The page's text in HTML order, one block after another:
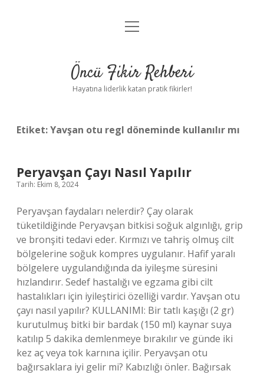
Anasayfa
Yasal Uyarı
menüyü
Öncü Fikir Rehberi
Hayatına liderlik katan pratik fikirler!
Etiket:Yavşan otu regl döneminde kullanılır mı
Peryavşan Çayı Nasıl Yapılır
Tarih: Ekim 8, 2024
Peryavşan faydaları nelerdir? Çay olarak
tüketildiğinde Peryavşan bitkisi soğuk algınlığı, grip
ve bronşiti tedavi eder. Kırmızı ve tahriş olmuş cilt
bölgelerine soğuk kompres uygulanır. Hafif yaralı
bölgelere uygulandığında da iyileşme süresini
hızlandırır. Sedef hastalığı ve egzama gibi cilt
hastalıkları için iyileştirici özelliği vardır. Yavşan otu
çayı nasıl yapılır? KULLANIMI: Bir tatlı kaşığı (2 gr)
kurutulmuş bitki bir bardak (150 ml) kaynar suya
katılıp 5 dakika demlenmeye bırakılır ve günde iki
kez aç veya tok karnına içilir. Peryavşan otu
bağırsaklara iyi gelir mi? Kabızlığı önler. Bağırsak